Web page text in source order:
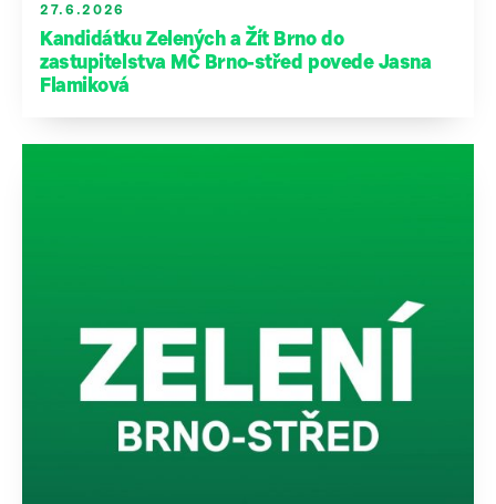
27.6.2026
Kandidátku Zelených a Žít Brno do
zastupitelstva MČ Brno-střed povede Jasna
Flamiková